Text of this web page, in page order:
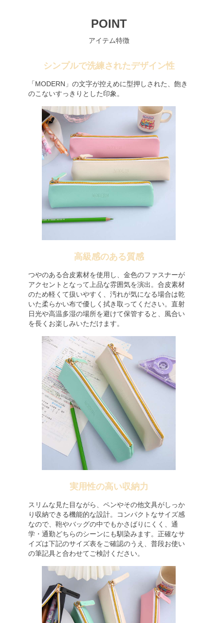
POINT
アイテム特徴
シンプルで洗練されたデザイン性
「MODERN」の文字が控えめに型押しされた、飽き
のこないすっきりとした印象。
高級感のある質感
つやのある合皮素材を使用し、金色のファスナーが
アクセントとなって上品な雰囲気を演出。合皮素材
のため軽くて扱いやすく、汚れが気になる場合は乾
いた柔らかい布で優しく拭き取ってください。直射
日光や高温多湿の場所を避けて保管すると、風合い
を長くお楽しみいただけます。
実用性の高い収納力
スリムな見た目ながら、ペンやその他文具がしっか
り収納できる機能的な設計。コンパクトなサイズ感
なので、鞄やバッグの中でもかさばりにくく、通
学・通勤どちらのシーンにも馴染みます。正確なサ
イズは下記のサイズ表をご確認のうえ、普段お使い
の筆記具と合わせてご検討ください。